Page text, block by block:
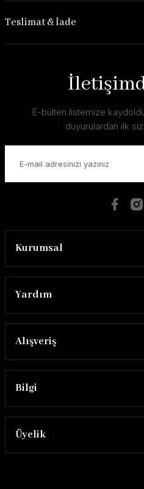
Teslimat & İade
E-bülten listemize
duyurulardan ilk
Kurumsal
Yardım
Alışveriş
Bilgi
Üyelik